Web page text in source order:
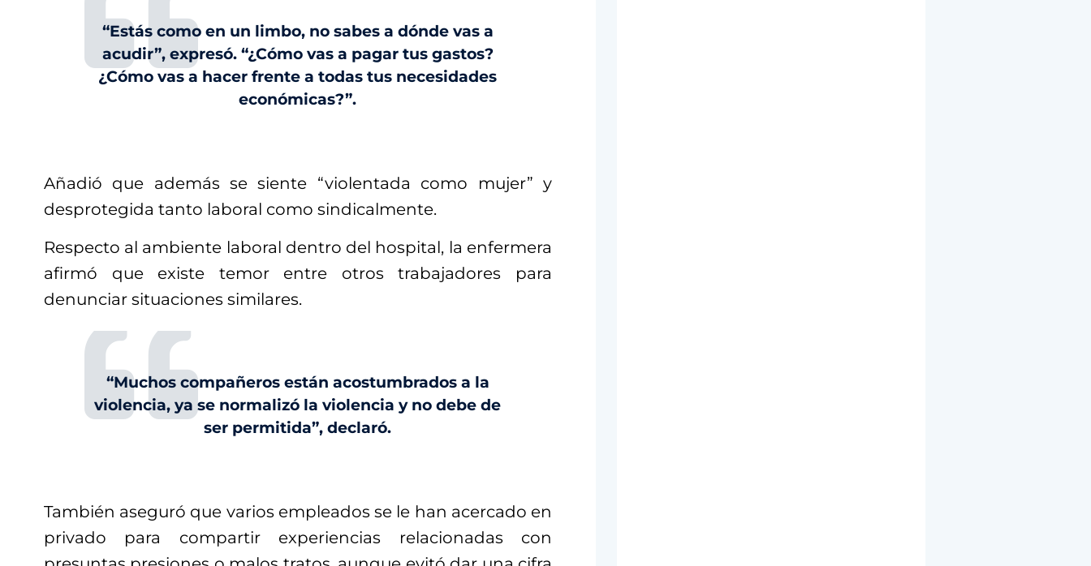
“Estás como en un limbo, no sabes a dónde vas a
acudir”, expresó. “¿Cómo vas a pagar tus gastos?
¿Cómo vas a hacer frente a todas tus necesidades
económicas?”.
Añadió que además se siente “violentada como mujer” y
desprotegida tanto laboral como sindicalmente.
Respecto al ambiente laboral dentro del hospital, la enfermera
afirmó que existe temor entre otros trabajadores para
denunciar situaciones similares.
“Muchos compañeros están acostumbrados a la
violencia, ya se normalizó la violencia y no debe de
ser permitida”, declaró.
También aseguró que varios empleados se le han acercado en
privado para compartir experiencias relacionadas con